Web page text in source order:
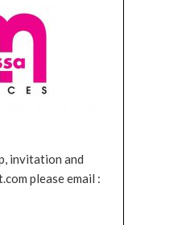
invitation and
please email :